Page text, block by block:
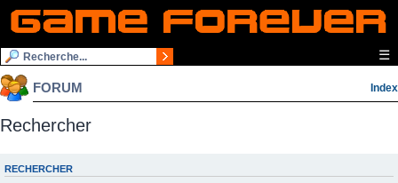
☰
FORUM Index
Rechercher
RECHERCHER